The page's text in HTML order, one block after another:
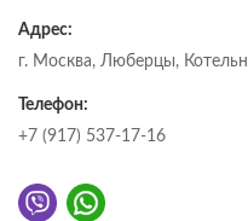
Адрес:
г. Москва, Люберцы,
Телефон:
+7 (917) 537-17-16